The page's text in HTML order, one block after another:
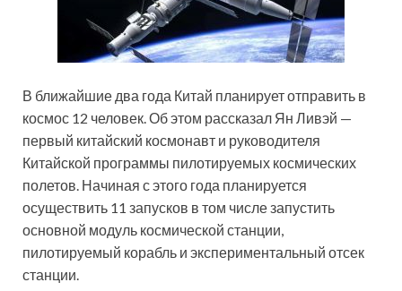
В ближайшие два года Китай планирует отправить в
космос 12 человек. Об этом рассказал Ян Ливэй —
первый китайский космонавт и руководителя
Китайской программы пилотируемых космических
полетов. Начиная с этого года планируется
осуществить 11 запусков в том числе запустить
основной модуль космической станции,
пилотируемый корабль и экспериментальный отсек
станции.